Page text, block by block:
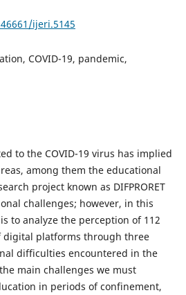
ijeri.5145
COVID-19, pandemic,
to the COVID-19 virus has implied
among them the educational
project known as DIFPRORET
challenges; however, in this
to analyze the perception of 112
digital platforms through three
difficulties encountered in the
main challenges we must
in periods of confinement,